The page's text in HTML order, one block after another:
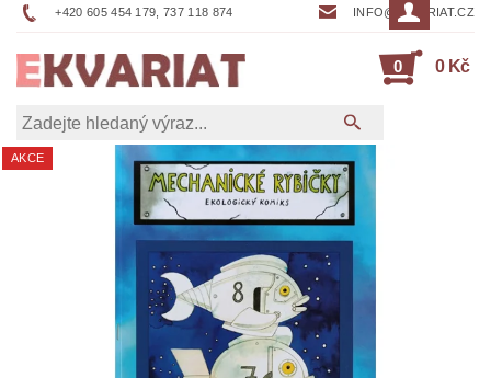
+420 605 454 179, 737 118 874 INFO@EKVARIAT.CZ
0 0 Kč
AKCE